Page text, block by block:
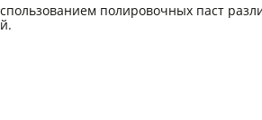
полировочных паст